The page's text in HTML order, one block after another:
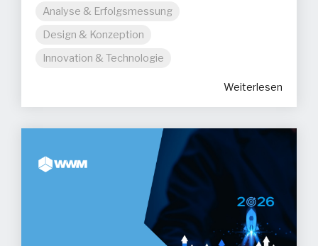
Analyse & Erfolgsmessung
Design & Konzeption
Innovation & Technologie
Weiterlesen